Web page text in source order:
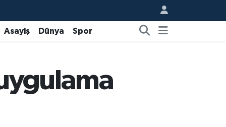
Asayiş Dünya Spor